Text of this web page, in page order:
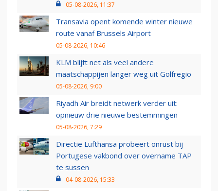
05-08-2026, 11:37
Transavia opent komende winter nieuwe
route vanaf Brussels Airport
05-08-2026, 10:46
KLM blijft net als veel andere
maatschappijen langer weg uit Golfregio
05-08-2026, 9:00
Riyadh Air breidt netwerk verder uit:
opnieuw drie nieuwe bestemmingen
05-08-2026, 7:29
Directie Lufthansa probeert onrust bij
Portugese vakbond over overname TAP
te sussen
04-08-2026, 15:33